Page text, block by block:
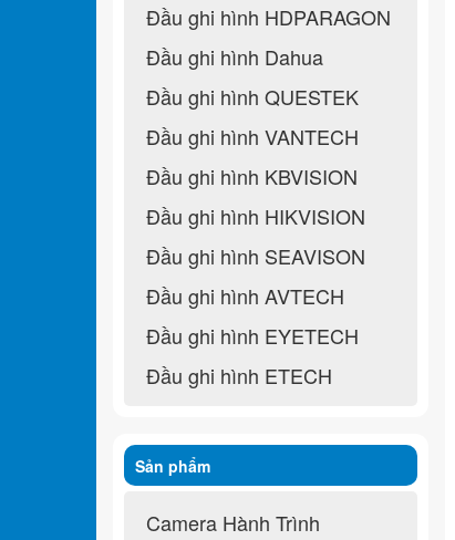
Đầu ghi hình HDPARAGON
Đầu ghi hình Dahua
Đầu ghi hình QUESTEK
Đầu ghi hình VANTECH
Đầu ghi hình KBVISION
Đầu ghi hình HIKVISION
Đầu ghi hình SEAVISON
Đầu ghi hình AVTECH
Đầu ghi hình EYETECH
Đầu ghi hình ETECH
Sản phẩm
Camera Hành Trình